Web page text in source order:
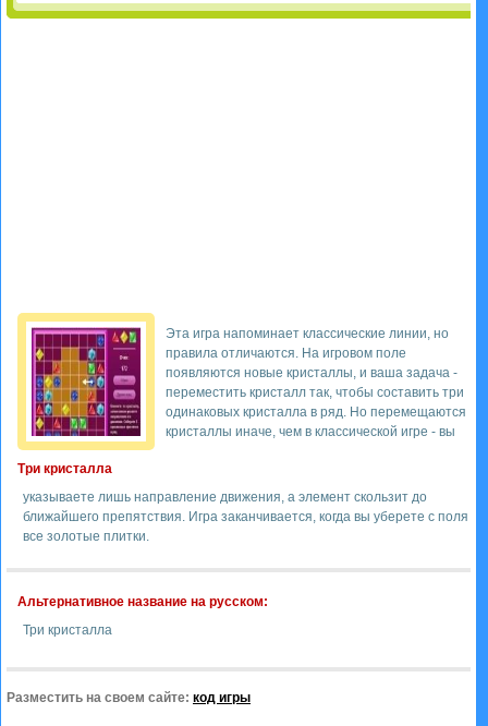
Три кристалла
Эта игра напоминает классические линии, но
правила отличаются. На игровом поле
появляются новые кристаллы, и ваша задача -
переместить кристалл так, чтобы составить три
одинаковых кристалла в ряд. Но перемещаются
кристаллы иначе, чем в классической игре - вы
указываете лишь направление движения, а элемент скользит до
ближайшего препятствия. Игра заканчивается, когда вы уберете с поля
все золотые плитки.
Альтернативное название на русском:
Три кристалла
Разместить на своем сайте: код игры